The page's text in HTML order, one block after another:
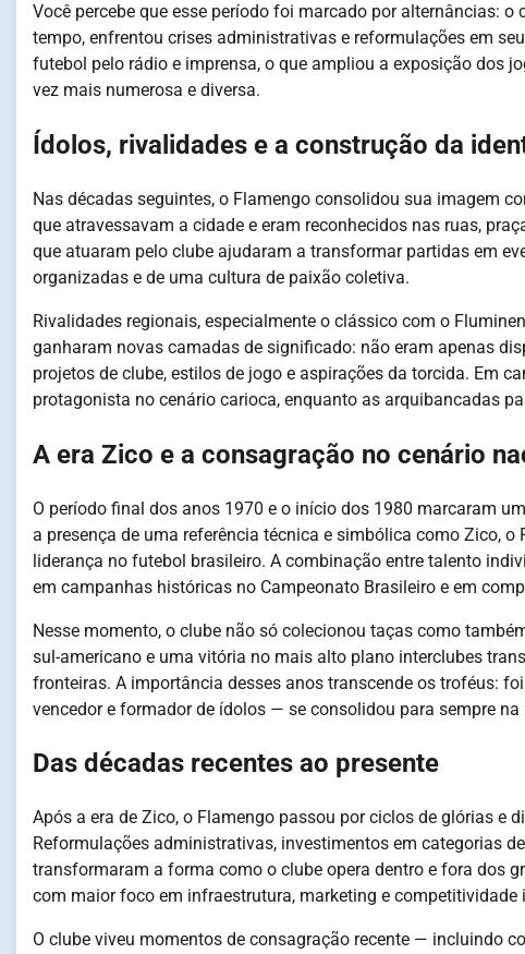
Você percebe que esse período foi marcado por alternâncias:
tempo, enfrentou crises administrativas e reformulações em
futebol pelo rádio e imprensa, o que ampliou a exposição dos
vez mais numerosa e diversa.
Ídolos, rivalidades e a construção da
Nas décadas seguintes, o Flamengo consolidou sua imagem
que atravessavam a cidade e eram reconhecidos nas ruas,
que atuaram pelo clube ajudaram a transformar partidas em
organizadas e de uma cultura de paixão coletiva.
Rivalidades regionais, especialmente o clássico com o
ganharam novas camadas de significado: não eram apenas
projetos de clube, estilos de jogo e aspirações da torcida. Em
protagonista no cenário carioca, enquanto as arquibancadas
A era Zico e a consagração no cenário
O período final dos anos 1970 e o início dos 1980 marcaram
a presença de uma referência técnica e simbólica como Zico,
liderança no futebol brasileiro. A combinação entre talento
em campanhas históricas no Campeonato Brasileiro e em
Nesse momento, o clube não só colecionou taças como
sul-americano e uma vitória no mais alto plano interclubes
fronteiras. A importância desses anos transcende os troféus:
vencedor e formador de ídolos — se consolidou para sempre
Das décadas recentes ao presente
Após a era de Zico, o Flamengo passou por ciclos de glórias e
Reformulações administrativas, investimentos em categorias
transformaram a forma como o clube opera dentro e fora dos
com maior foco em infraestrutura, marketing e competitividade
O clube viveu momentos de consagração recente — incluindo